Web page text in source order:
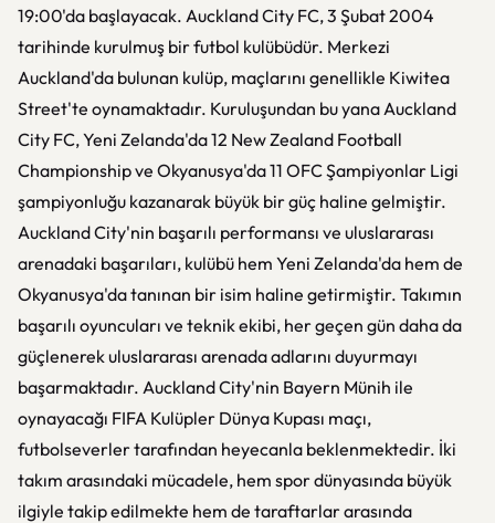
19:00'da başlayacak. Auckland City FC, 3 Şubat 2004
tarihinde kurulmuş bir futbol kulübüdür. Merkezi
Auckland'da bulunan kulüp, maçlarını genellikle Kiwitea
Street'te oynamaktadır. Kuruluşundan bu yana Auckland
City FC, Yeni Zelanda'da 12 New Zealand Football
Championship ve Okyanusya'da 11 OFC Şampiyonlar Ligi
şampiyonluğu kazanarak büyük bir güç haline gelmiştir.
Auckland City'nin başarılı performansı ve uluslararası
arenadaki başarıları, kulübü hem Yeni Zelanda'da hem de
Okyanusya'da tanınan bir isim haline getirmiştir. Takımın
başarılı oyuncuları ve teknik ekibi, her geçen gün daha da
güçlenerek uluslararası arenada adlarını duyurmayı
başarmaktadır. Auckland City'nin Bayern Münih ile
oynayacağı FIFA Kulüpler Dünya Kupası maçı,
futbolseverler tarafından heyecanla beklenmektedir. İki
takım arasındaki mücadele, hem spor dünyasında büyük
ilgiyle takip edilmekte hem de taraftarlar arasında